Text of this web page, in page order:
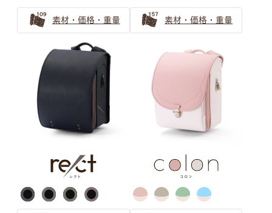
カラー選びガイド
お子さまにとって個性を育む大切な思い出。
世界にひとつだけの、
お子さまのお気に入りがきっと見つかるように
ランドセルカラーの選び方ガイドをお届けします。
グレー ランドセルの選び方
【2025年】グレーのランドセルが男の子に人気！2026
年入学向けの注目の色は？
素材・価格・重量 素材・価格・重量